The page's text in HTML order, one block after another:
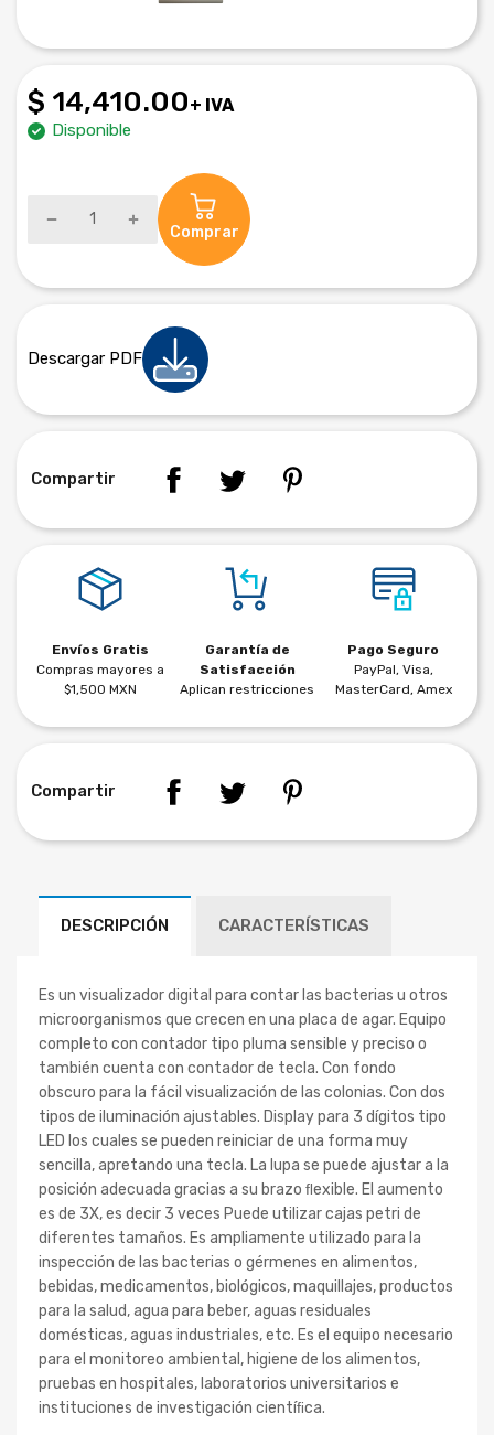
$ 14,410.00+ IVA
Disponible
Comprar
Descargar PDF
Compartir
Envíos Gratis
Compras mayores a
$1,500 MXN
Garantía de
Satisfacción
Aplican restricciones
Pago Seguro
PayPal, Visa,
MasterCard, Amex
Compartir
DESCRIPCIÓN CARACTERÍSTICAS
Es un visualizador digital para contar las bacterias u otros
microorganismos que crecen en una placa de agar. Equipo
completo con contador tipo pluma sensible y preciso o
también cuenta con contador de tecla. Con fondo
obscuro para la fácil visualización de las colonias. Con dos
tipos de iluminación ajustables. Display para 3 dígitos tipo
LED los cuales se pueden reiniciar de una forma muy
sencilla, apretando una tecla. La lupa se puede ajustar a la
posición adecuada gracias a su brazo ﬂexible. El aumento
es de 3X, es decir 3 veces Puede utilizar cajas petri de
diferentes tamaños. Es ampliamente utilizado para la
inspección de las bacterias o gérmenes en alimentos,
bebidas, medicamentos, biológicos, maquillajes, productos
para la salud, agua para beber, aguas residuales
domésticas, aguas industriales, etc. Es el equipo necesario
para el monitoreo ambiental, higiene de los alimentos,
pruebas en hospitales, laboratorios universitarios e
instituciones de investigación cientíﬁca.